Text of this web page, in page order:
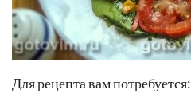
Для рецепта вам потребуется: